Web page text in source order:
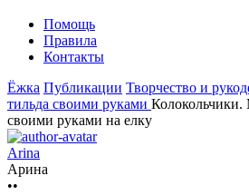
Помощь
Правила
Контакты
Ёжка Публикации Творчество и
тильда своими руками
своими руками на елку
Arina
Арина
••